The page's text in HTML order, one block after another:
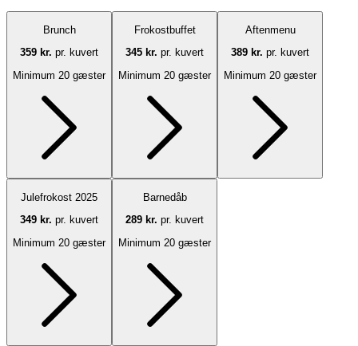
Brunch
359 kr. pr. kuvert
Minimum 20 gæster
Frokostbuffet
345 kr. pr. kuvert
Minimum 20 gæster
Aftenmenu
389 kr. pr. kuvert
Minimum 20 gæster
Julefrokost 2025
349 kr. pr. kuvert
Minimum 20 gæster
Barnedåb
289 kr. pr. kuvert
Minimum 20 gæster